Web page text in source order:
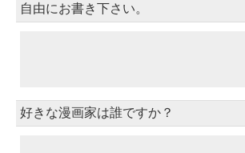
自由にお書き下さい。
好きな漫画家は誰ですか？